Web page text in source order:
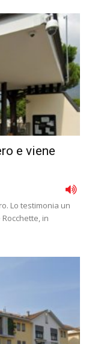
e viene
Lo testimonia un
in